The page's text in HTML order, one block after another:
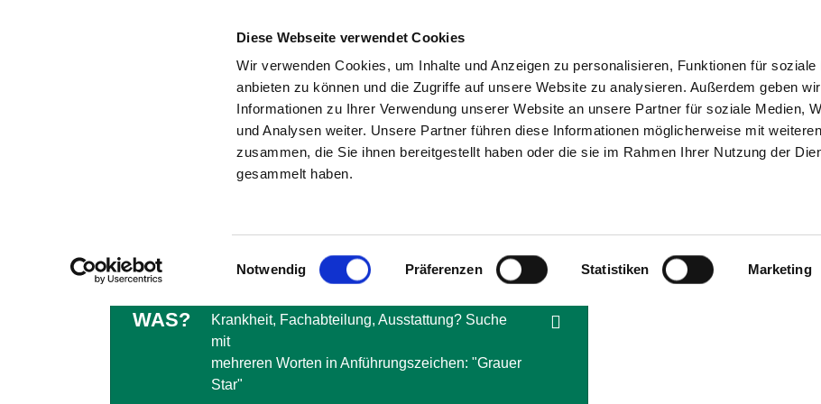
Diese Webseite verwendet Cookies
Wir verwenden Cookies, um Inhalte und Anzeigen zu personalisieren, Funktionen für soziale
anbieten zu können und die Zugriffe auf unsere Website zu analysieren. Außerdem geben wir
Informationen zu Ihrer Verwendung unserer Website an unsere Partner für soziale Medien,
und Analysen weiter. Unsere Partner führen diese Informationen möglicherweise mit
zusammen, die Sie ihnen bereitgestellt haben oder die sie im Rahmen Ihrer Nutzung der
gesammelt haben.
Einwilligungsauswahl
Notwendig Präferenzen Statistiken Marketing
SUCHEN TIPPS & HILFE DAS
Oder suchen Sie ein bestimmtes Krankenhaus?
WAS?
Krankheit, Fachabteilung, Ausstattung? Suche
mit
mehreren Worten in Anführungszeichen: "Grauer
Star"